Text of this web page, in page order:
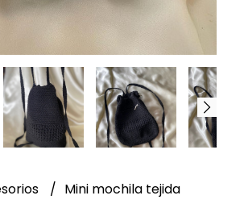
Mini mochila tejida